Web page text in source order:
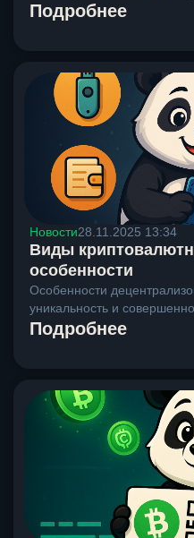
Подробнее
Новости28.11.2025 13:34
Виды
особенности
Особенности
уникальность и
Подробнее